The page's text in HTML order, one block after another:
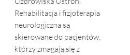
Rehabilitacja i fizjoterapia
neurologiczna są
skierowane do pacjentów,
którzy zmagają się z